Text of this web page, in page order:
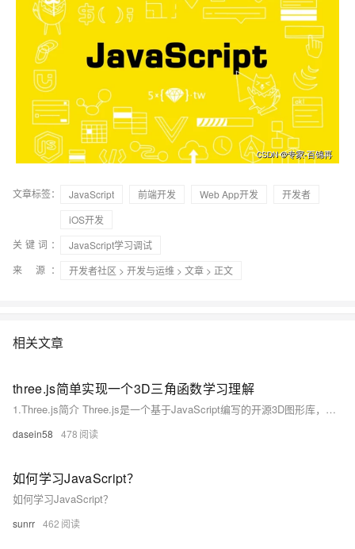
文章标签： JavaScript 前端开发 Web App开发
开发者
iOS开发
关键词：
JavaScript学习调试
来 源：
开发者社区 > 开发与运维 > 文章 > 正文
相关文章
three.js简单实现一个3D三角函数学习理解
1.Three.js简介 Three.js是一个基于JavaScript编写的开源3D图形库，利用WebGL技术在网页上渲染3D图形。它提供了许多高级功能，如几何体、纹理、光照、阴影等，以便开发者能够快速地创建复杂且逼真的3D场景。同时，Three.js还具有很好的跨平台和跨浏览器兼容性，让用户无需安装任何插件就可以在现代浏览器上观看3D内容。
dasein58 478
如何学习JavaScript？
如何学习JavaScript？
sunrr 462